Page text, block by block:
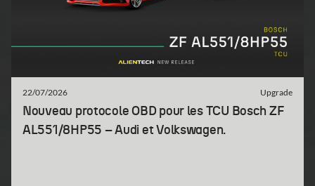
22/07/2026 Upgrade
Nouveau protocole OBD pour les TCU Bosch ZF
AL551/8HP55 – Audi et Volkswagen.